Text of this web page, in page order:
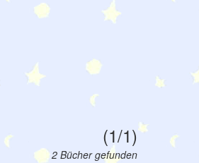
(1/1)
2 Bücher gefunden